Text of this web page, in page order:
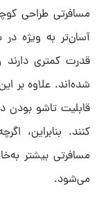
مسافرتی طراحی
آسان‌تر به ویژه
قدرت کمتری دارند
شده‌اند. علاوه بر
قابلیت تاشو بودن
کنند. بنابراین،
مسافرتی بیشتر
می‌شود.